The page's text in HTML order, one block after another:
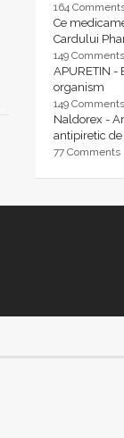
164
Ce
Cardului
149 Comments
APURETIN -
organism
149 Comments
Naldorex -
antipiretic
77 Comments